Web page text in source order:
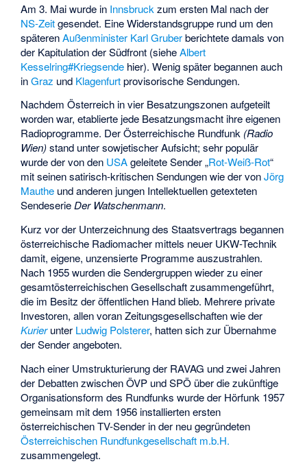
Am 3. Mai wurde in Innsbruck zum ersten Mal nach der
NS-Zeitgesendet. Eine Widerstandsgruppe rund um den
späterenAußenminister Karl Gruberberichtete damals von
der Kapitulation der Südfront (sieheAlbert
Kesselring#Kriegsende hier). Wenig später begannen auch
inGraz und Klagenfurtprovisorische Sendungen.
Nachdem Österreich in vier Besatzungszonen aufgeteilt
worden war, etablierte jede Besatzungsmacht ihre eigenen
Radioprogramme. Der Österreichische Rundfunk (Radio
Wien)stand unter sowjetischer Aufsicht; sehr populär
wurde der von den USAgeleitete Sender „Rot-Weiß-Rot“
mit seinen satirisch-kritischen Sendungen wie der vonJörg
Mauthe und anderen jungen Intellektuellen getexteten
SendeserieDer Watschenmann.
Kurz vor der Unterzeichnung des Staatsvertrags begannen
österreichische Radiomacher mittels neuer UKW-Technik
damit, eigene, unzensierte Programme auszustrahlen.
Nach 1955 wurden die Sendergruppen wieder zu einer
gesamtösterreichischen Gesellschaft zusammengeführt,
die im Besitz der öffentlichen Hand blieb. Mehrere private
Investoren, allen voran Zeitungsgesellschaften wie der
Kurierunter Ludwig Polsterer, hatten sich zur Übernahme
der Sender angeboten.
Nach einer Umstrukturierung der RAVAG und zwei Jahren
der Debatten zwischen ÖVP und SPÖ über die zukünftige
Organisationsform des Rundfunks wurde der Hörfunk 1957
gemeinsam mit dem 1956 installierten ersten
österreichischen TV-Sender in der neu gegründeten
Österreichischen Rundfunkgesellschaft m.b.H.
zusammengelegt.